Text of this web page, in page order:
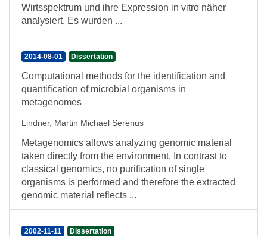
Wirtsspektrum und ihre Expression in vitro näher
analysiert. Es wurden ...
2014-08-01 Dissertation
Computational methods for the identification and
quantification of microbial organisms in
metagenomes
Lindner, Martin Michael Serenus
Metagenomics allows analyzing genomic material
taken directly from the environment. In contrast to
classical genomics, no purification of single
organisms is performed and therefore the extracted
genomic material reflects ...
2002-11-11 Dissertation